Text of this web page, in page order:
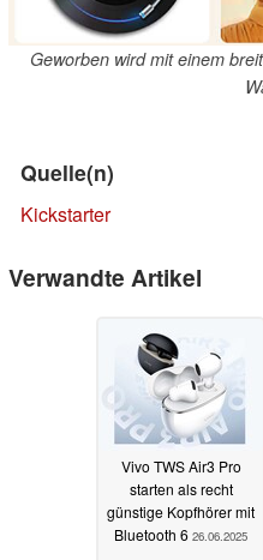
Geworben wird mit einem
Quelle(n)
Kickstarter
Verwandte Artikel
Vivo TWS Air3 Pro
starten als recht
günstige Kopfhörer mit
Bluetooth 6 26.06.2025